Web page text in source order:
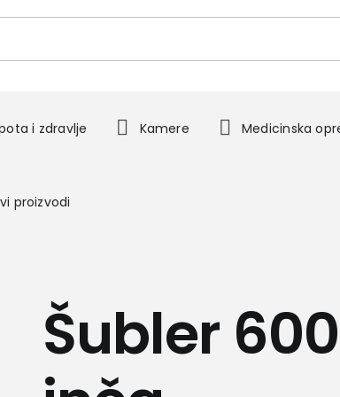
i zdravlje Kamere Medicinska
proizvodi
Šubler